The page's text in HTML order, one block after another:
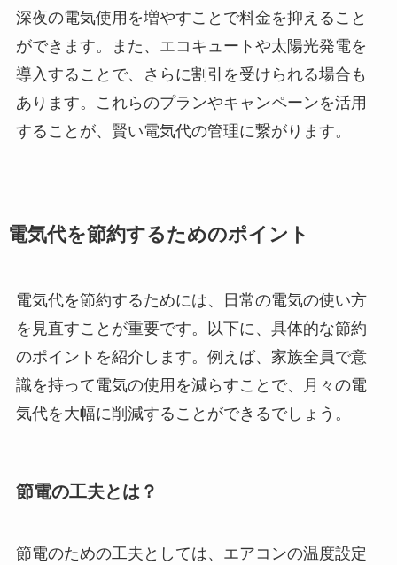
深夜の電気使用を増やすことで料金を抑えること
ができます。また、エコキュートや太陽光発電を
導入することで、さらに割引を受けられる場合も
あります。これらのプランやキャンペーンを活用
することが、賢い電気代の管理に繋がります。
電気代を節約するためのポイント
電気代を節約するためには、日常の電気の使い方
を見直すことが重要です。以下に、具体的な節約
のポイントを紹介します。例えば、家族全員で意
識を持って電気の使用を減らすことで、月々の電
気代を大幅に削減することができるでしょう。
節電の工夫とは？
節電のための工夫としては、エアコンの温度設定